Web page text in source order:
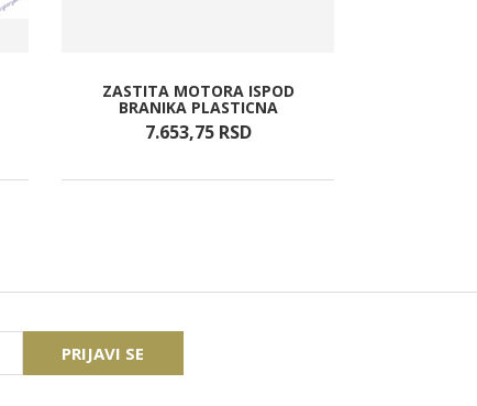
ZASTITA MOTORA ISPOD
BRANIKA PLASTICNA
7.653,75 RSD
PRIJAVI SE